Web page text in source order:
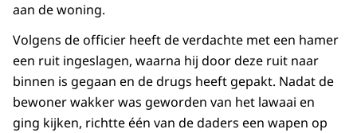
aan de woning.
Volgens de officier heeft de verdachte met een hamer
een ruit ingeslagen, waarna hij door deze ruit naar
binnen is gegaan en de drugs heeft gepakt. Nadat de
bewoner wakker was geworden van het lawaai en
ging kijken, richtte één van de daders een wapen op